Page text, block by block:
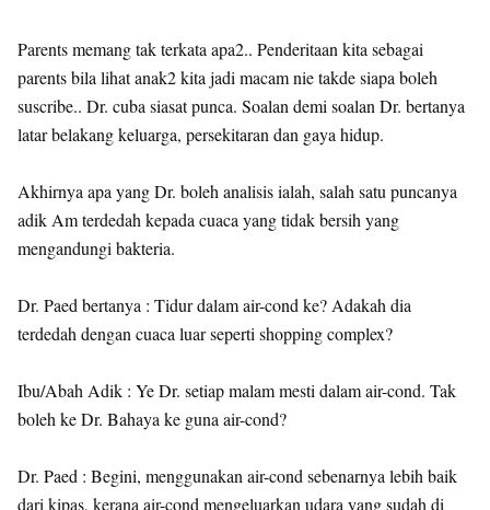
Parents memang tak terkata apa2.. Penderitaan kita sebagai
parents bila lihat anak2 kita jadi macam nie takde siapa boleh
suscribe.. Dr. cuba siasat punca. Soalan demi soalan Dr. bertanya
latar belakang keluarga, persekitaran dan gaya hidup.
Akhirnya apa yang Dr. boleh analisis ialah, salah satu puncanya
adik Am terdedah kepada cuaca yang tidak bersih yang
mengandungi bakteria.
Dr. Paed bertanya : Tidur dalam air-cond ke? Adakah dia
terdedah dengan cuaca luar seperti shopping complex?
Ibu/Abah Adik : Ye Dr. setiap malam mesti dalam air-cond. Tak
boleh ke Dr. Bahaya ke guna air-cond?
Dr. Paed : Begini, menggunakan air-cond sebenarnya lebih baik
dari kipas, kerana air-cond mengeluarkan udara yang sudah di